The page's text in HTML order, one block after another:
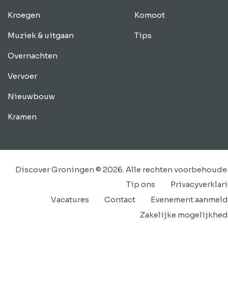
Kroegen
Muziek & uitgaan
Overnachten
Vervoer
Nieuwbouw
Kramen
Komoot
Tips
Discover Groningen © 2026. Alle rechten
Tip ons
Evenement
Contact
Vacatures
Zakelijke